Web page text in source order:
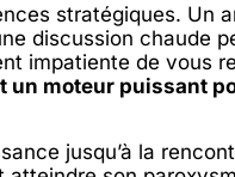
stratégiques. Un
discussion chaude
impatiente de vous
un moteur puissant
jusqu’à la